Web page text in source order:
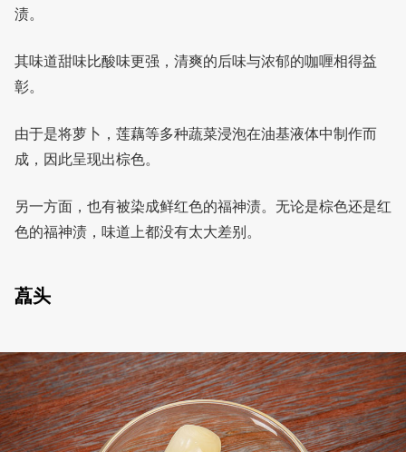
渍。
其味道甜味比酸味更强，清爽的后味与浓郁的咖喱相得益
彰。
由于是将萝卜，莲藕等多种蔬菜浸泡在油基液体中制作而
成，因此呈现出棕色。
另一方面，也有被染成鲜红色的福神渍。无论是棕色还是红
色的福神渍，味道上都没有太大差别。
藠头